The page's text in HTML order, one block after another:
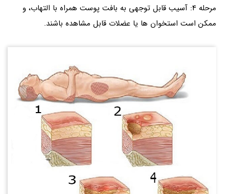
مرحله 4: آسیب قابل توجهی به بافت پوست همراه با التهاب، و
ممکن است استخوان ها یا عضلات قابل مشاهده باشند.